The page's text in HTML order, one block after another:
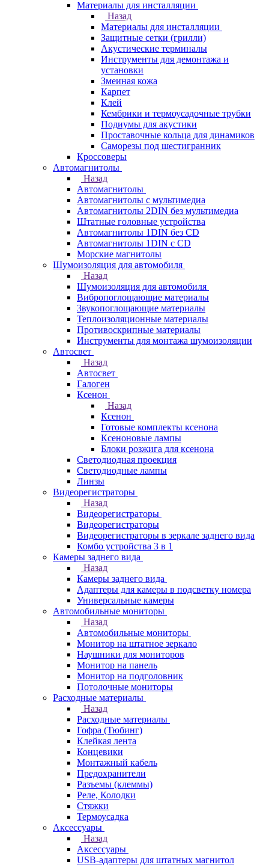
Материалы для инсталляции
Назад
Материалы для инсталляции
Защитные сетки (грилли)
Акустические терминалы
Инструменты для демонтажа и
установки
Змеиная кожа
Карпет
Клей
Кембрики и термоусадочные трубки
Подиумы для акустики
Проставочные кольца для динамиков
Саморезы под шестигранник
Кроссоверы
Автомагнитолы
Назад
Автомагнитолы
Автомагнитолы с мультимедиа
Автомагнитолы 2DIN без мультимедиа
Штатные головные устройства
Автомагнитолы 1DIN без CD
Автомагнитолы 1DIN с CD
Морские магнитолы
Шумоизоляция для автомобиля
Назад
Шумоизоляция для автомобиля
Вибропоглощающие материалы
Звукопоглощающие материалы
Теплоизоляционные материалы
Противоскрипные материалы
Инструменты для монтажа шумоизоляции
Автосвет
Назад
Автосвет
Галоген
Ксенон
Назад
Ксенон
Готовые комплекты ксенона
Ксеноновые лампы
Блоки розжига для ксенона
Светодиодная проекция
Светодиодные лампы
Линзы
Видеорегистраторы
Назад
Видеорегистраторы
Видеорегистраторы
Видеорегистраторы в зеркале заднего вида
Комбо устройства 3 в 1
Камеры заднего вида
Назад
Камеры заднего вида
Адаптеры для камеры в подсветку номера
Универсальные камеры
Автомобильные мониторы
Назад
Автомобильные мониторы
Монитор на штатное зеркало
Наушники для мониторов
Монитор на панель
Монитор на подголовник
Потолочные мониторы
Расходные материалы
Назад
Расходные материалы
Гофра (Тюбинг)
Клейкая лента
Концевики
Монтажный кабель
Предохранители
Разъемы (клеммы)
Реле, Колодки
Стяжки
Термоусадка
Аксессуары
Назад
Аксессуары
USB-адаптеры для штатных магнитол